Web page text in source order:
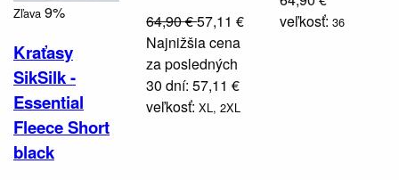
Zľava 9%
Kraťasy
SikSilk -
Essential
Fleece Short
black
64,90 €57,11 €
Najnižšia cena
za posledných
30 dní: 57,11 €
veľkosť: XL, 2XL
veľkosť: 36